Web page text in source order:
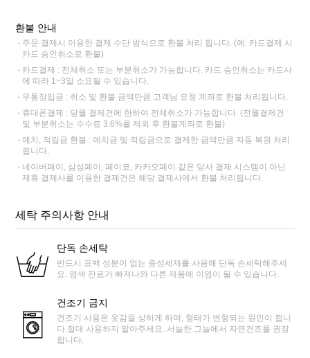
환불 안내
주문 결제시 이용한 결제 수단 방식으로 환불 처리 됩니다. (예: 카드결제 시
카드 승인취소로 환불)
카드결제 : 전체취소 또는 부분취소가 가능합니다. 카드 승인취소는 카드사
에 따라 1~3일 소요될 수 있습니다.
무통장입금 : 취소 및 환불 금액만큼 고객님 요청 계좌로 환불 처리됩니다.
휴대폰결제 : 당월 결제건에 한하여 전체취소가 가능합니다. (전월결제건
및 부분취소는 수수료 3.6%를 제외 후 환불계좌로 환불)
예치, 적립금 환불 : 예치금 및 적립금으로 결제한 금액만큼 자동 복원 처리
됩니다.
네이버페이, 삼성페이, 페이코, 카카오페이 같은 당사 결제 시스템이 아닌
제휴 결제사를 이용한 결제건은 해당 결제사에서 환불 처리됩니다.
세탁 주의사항 안내
단독 손세탁
반드시 표백 성분이 없는 중성세제를 사용해 단독 손세탁해주세
요. 염색 잔료가 빠져나와 다른 제품에 이염이 될 수 있습니다.
건조기 금지
건조기 사용은 옷감을 상하게 하며, 형태가 변형되는 원인이 됩니
다.절대 사용하지 말아주세요. 서늘한 그늘에서 자연건조를 권장
합니다.